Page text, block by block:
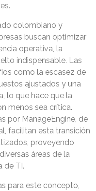
colombiano y
buscan optimizar
operativa, la
indispensable. Las
como la escasez de
ajustados y una
lo que hace que la
menos sea crítica.
por ManageEngine, de
facilitan esta transición
proveyendo
áreas de la
de TI.
para este concepto,